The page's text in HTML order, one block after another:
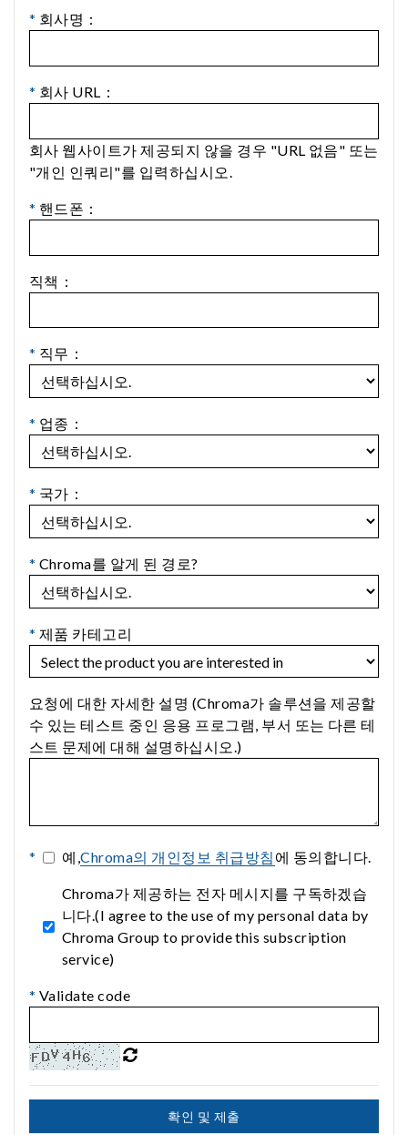
* 회사명：
* 회사 URL：
회사 웹사이트가 제공되지 않을 경우 "URL 없음" 또는
"개인 인쿼리"를 입력하십시오.
* 핸드폰：
직책：
* 직무：
* 업종：
* 국가：
* Chroma를 알게 된 경로?
* 제품 카테고리
요청에 대한 자세한 설명 (Chroma가 솔루션을 제공할
수 있는 테스트 중인 응용 프로그램, 부서 또는 다른 테
스트 문제에 대해 설명하십시오.)
* 예,Chroma의 개인정보 취급방침 에 동의합니다.
Chroma가 제공하는 전자 메시지를 구독하겠습
니다.(I agree to the use of my personal data by
Chroma Group to provide this subscription
service)
* Validate code
확인 및 제출